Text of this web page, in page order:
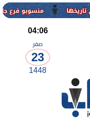
منسوبو فرع جامعة الأزهر
04:06
صفر
23
1448